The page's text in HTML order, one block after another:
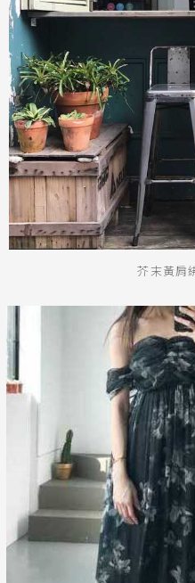
銀 黃 米
桃紅 紅 條紋
綁帶
長洋裝
短洋裝
芥末黃肩